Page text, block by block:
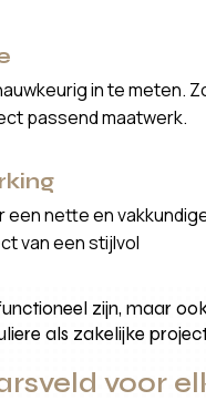
in te meten.
passend maatwerk.
een nette en
van een stijlvol
zijn, maar
als zakelijke
voor